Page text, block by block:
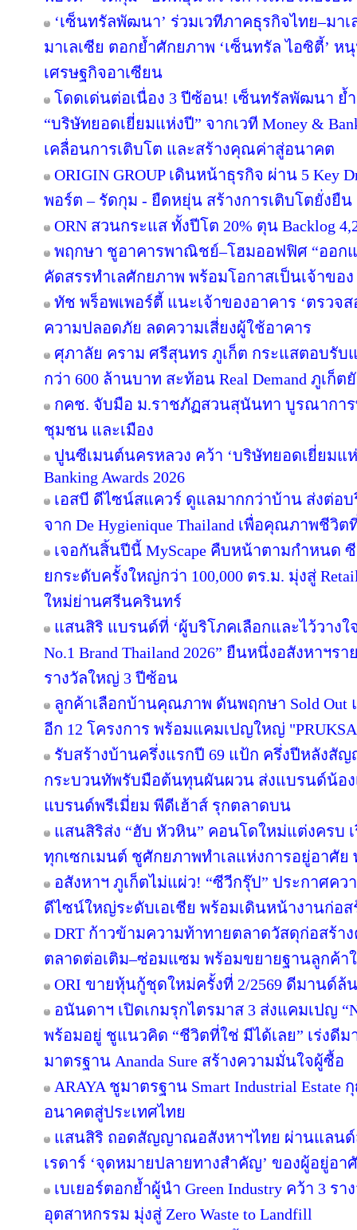
‘เซ็นทรัลพัฒนา’ ร่วมเวทีภาคธุรกิจไทย–มา
มาเลเซีย ตอกย้ำศักยภาพ ‘เซ็นทรัล ไอซิตี้’
เศรษฐกิจอาเซียน
โดดเด่นต่อเนื่อง 3 ปีซ้อน! เซ็นทรัลพัฒนา ย้ำ
“บริษัทยอดเยี่ยมแห่งปี” จากเวที Money &
เคลื่อนการเติบโต และสร้างคุณค่าสู่อนาคต
ORIGIN GROUP เดินหน้าธุรกิจ ผ่าน 5 Key
พอร์ต – รัดกุม - ยืดหยุ่น สร้างการเติบโตยั่งยื
ORN สวนกระแส ทั้งปีโต 20% ตุน Backlog
พฤกษา ชูอาคารพาณิชย์–โฮมออฟฟิศ “ออก
คัดสรรทำเลศักยภาพ พร้อมโอกาสเป็นเจ้าของ
ทัช พร็อพเพอร์ตี้ แนะเจ้าของอาคาร ‘ตรวจ
ความปลอดภัย ลดความเสี่ยงผู้ใช้อาคาร
ศุภาลัย คราม ศรีสุนทร ภูเก็ต กระแสตอบรับ
กว่า 600 ล้านบาท สะท้อน Real Demand ภูเก็ต
กคช. จับมือ ม.ราชภัฏสวนสุนันทา บูรณากา
ชุมชน และเมือง
ปูนซีเมนต์นครหลวง คว้า ‘บริษัทยอดเยี่ยมแห่
Banking Awards 2026
เอสบี ดีไซน์สแควร์ ดูแลมากกว่าบ้าน ส่งต่อ
จาก De Hygienique Thailand เพื่อคุณภาพชี
เจอกันสิ้นปีนี้ MyScape คืบหน้าตามกำหนด
ยกระดับครั้งใหญ่กว่า 100,000 ตร.ม. มุ่งสู่
ใหม่ย่านศรีนครินทร์
แสนสิริ แบรนด์ที่ ‘ผู้บริโภคเลือกและไว้วางใ
No.1 Brand Thailand 2026” ยืนหนึ่งอสังหาฯร
รางวัลใหญ่ 3 ปีซ้อน
ลูกค้าเลือกบ้านคุณภาพ ดันพฤกษา Sold Out
อีก 12 โครงการ พร้อมแคมเปญใหญ่ "PRUKSA
รับสร้างบ้านครึ่งแรกปี 69 แป้ก ครึ่งปีหลัง
กระบวนทัพรับมือต้นทุนผันผวน ส่งแบรนด์น้อง
แบรนด์พรีเมี่ยม พีดีเฮ้าส์ รุกตลาดบน
แสนสิริส่ง “ฮับ หัวหิน” คอนโดใหม่แต่งครบ
ทุกเซกเมนต์ ชูศักยภาพทำเลแห่งการอยู่อาศั
อสังหาฯ ภูเก็ตไม่แผ่ว! “ซีวีกรุ๊ป” ประกาศคว
ดีไซน์ใหญ่ระดับเอเชีย พร้อมเดินหน้างานก่อส
DRT ก้าวข้ามความท้าทายตลาดวัสดุก่อสร้า
ตลาดต่อเติม–ซ่อมแซม พร้อมขยายฐานลูกค้
ORI ขายหุ้นกู้ชุดใหม่ครั้งที่ 2/2569 ดีมานด์ล้
อนันดาฯ เปิดเกมรุกไตรมาส 3 ส่งแคมเปญ
พร้อมอยู่ ชูแนวคิด “ชีวิตที่ใช่ มีได้เลย” เร่งดี
มาตรฐาน Ananda Sure สร้างความมั่นใจผู้ซื้อ
ARAYA ชูมาตรฐาน Smart Industrial
อนาคตสู่ประเทศไทย
แสนสิริ ถอดสัญญาณอสังหาฯไทย ผ่านแลนด์
เรดาร์ ‘จุดหมายปลายทางสำคัญ’ ของผู้อยู่อ
เบเยอร์ตอกย้ำผู้นำ Green Industry คว้า 3 ร
อุตสาหกรรม มุ่งสู่ Zero Waste to Landfill